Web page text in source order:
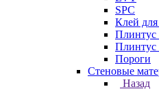
SPC
Клей
Плинтус
Пороги
Стеновые
Назад